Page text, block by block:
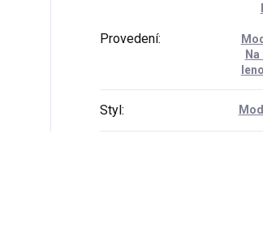
Provedení:
Styl: